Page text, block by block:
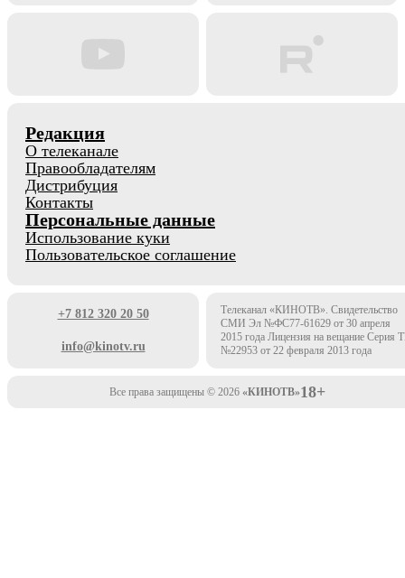
Редакция
О телеканале
Правообладателям
Дистрибуция
Контакты
Персональные данные
Использование куки
Пользовательское соглашение
+7 812 320 20 50
info@kinotv.ru
Телеканал «КИНОТВ». Свидетельство
СМИ Эл №ФС77-61629 от 30 апреля
2015 года Лицензия на вещание Серия
№22953 от 22 февраля 2013 года
Все права защищены © 2026 «КИНОТВ»18+